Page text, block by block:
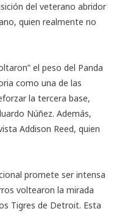
del veterano abridor
quien realmente no
el peso del Panda
como una de las
la tercera base,
Núñez. Además,
Addison Reed, quien
promete ser intensa
voltearon la mirada
Tigres de Detroit. Esta